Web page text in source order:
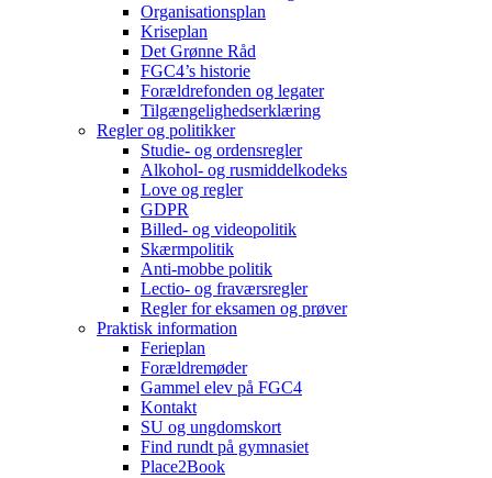
Organisationsplan
Kriseplan
Det Grønne Råd
FGC4’s historie
Forældrefonden og legater
Tilgængelighedserklæring
Regler og politikker
Studie- og ordensregler
Alkohol- og rusmiddelkodeks
Love og regler
GDPR
Billed- og videopolitik
Skærmpolitik
Anti-mobbe politik
Lectio- og fraværsregler
Regler for eksamen og prøver
Praktisk information
Ferieplan
Forældremøder
Gammel elev på FGC4
Kontakt
SU og ungdomskort
Find rundt på gymnasiet
Place2Book